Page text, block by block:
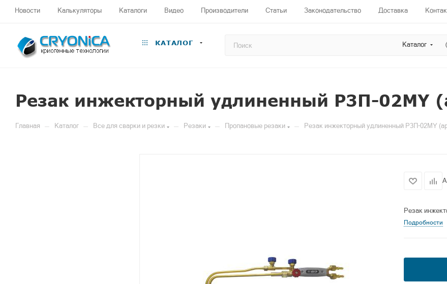
Новости Калькуляторы Каталоги Видео Производители Статьи Законодательство Доставка
КАТАЛОГ Каталог
Резак инжекторный удлиненный P3П-02МY
Главная — Каталог — Все для сварки и резки — Резаки — Пропановые резаки — Резак инжекторный удлиненный P3П-02МY
Резак
Подробности